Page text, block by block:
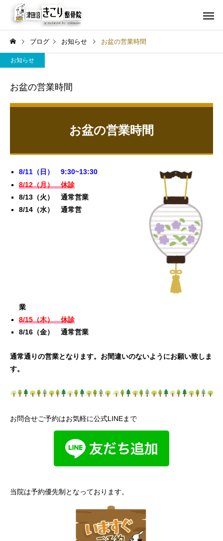
スタッフブログ
び方をプロが解説！
ブログ お知らせ お盆の営業時間
お知らせ
お盆の営業時間
お盆の営業時間
8/11（日） 9:30~13:30
8/12（月） 休診
8/13（火） 通常営業
8/14（水） 通常営
業
8/15（木） 休診
8/16（金） 通常営業
通常通りの営業となります。お間違いのないようにお願い致しま
す。
お問合せご予約はお気軽に公式LINEまで
当院は予約優先制となっております。